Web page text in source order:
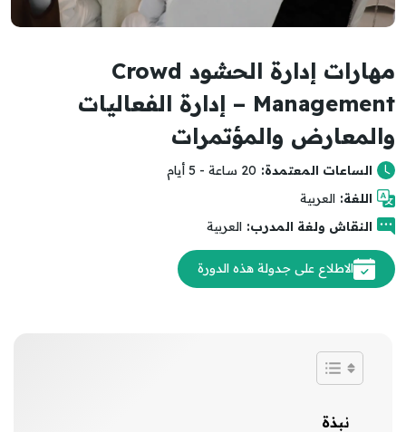
مهارات إدارة الحشود Crowd
Management – إدارة الفعاليات
والمعارض والمؤتمرات
الساعات المعتمدة: 20 ساعة - 5 أيام
اللغة: العربية
النقاش ولغة المدرب: العربية
الاطلاع على جدولة هذه الدورة
نبذة